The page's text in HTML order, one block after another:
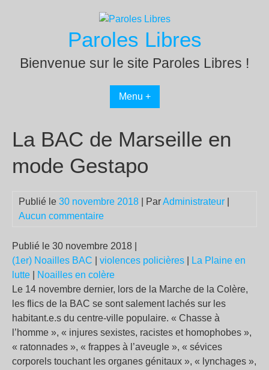
Paroles Libres
Bienvenue sur le site Paroles Libres !
Menu +
La BAC de Marseille en
mode Gestapo
Publié le 30 novembre 2018 | ParAdministrateur
Aucun commentaire
Publié le 30 novembre 2018
(1er) Noailles BAC violences policières
La Plaine en
lutte
Noailles en colère
Le 14 novembre dernier, lors de la Marche de la Colère,
les flics de la BAC se sont salement lachés sur les
habitant.e.s du centre-ville populaire. « Chasse à
l’homme », « injures sexistes, racistes et homophobes »,
« ratonnades », « frappes à l’aveugle », « sévices
corporels touchant les organes génitaux », « lynchages »,